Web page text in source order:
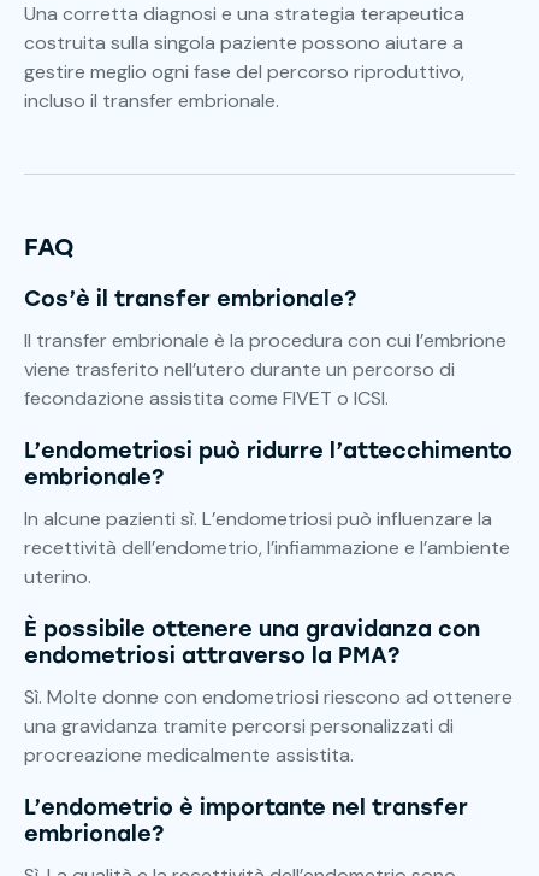
Una corretta diagnosi e una strategia terapeutica
costruita sulla singola paziente possono aiutare a
gestire meglio ogni fase del percorso riproduttivo,
incluso il transfer embrionale.
FAQ
Cos’è il transfer embrionale?
Il transfer embrionale è la procedura con cui l’embrione
viene trasferito nell’utero durante un percorso di
fecondazione assistita come FIVET o ICSI.
L’endometriosi può ridurre l’attecchimento
embrionale?
In alcune pazienti sì. L’endometriosi può influenzare la
recettività dell’endometrio, l’infiammazione e l’ambiente
uterino.
È possibile ottenere una gravidanza con
endometriosi attraverso la PMA?
Sì. Molte donne con endometriosi riescono ad ottenere
una gravidanza tramite percorsi personalizzati di
procreazione medicalmente assistita.
L’endometrio è importante nel transfer
embrionale?